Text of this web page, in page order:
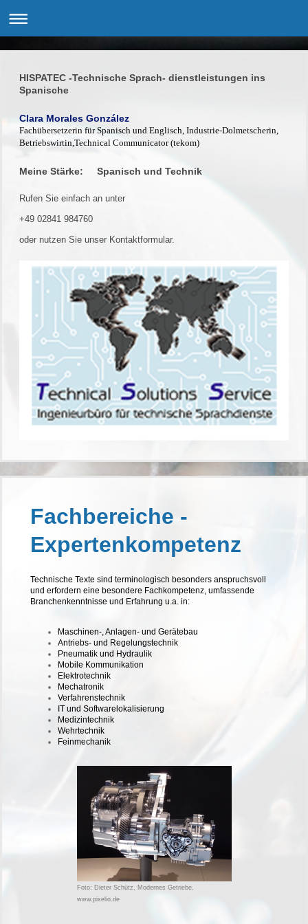
HISPATEC -Technische Sprach- dienstleistungen ins
Spanische
Clara Morales González
Fachübersetzerin für Spanisch und Englisch, Industrie-Dolmetscherin,
Betriebswirtin,Technical Communicator (tekom)
Meine Stärke: Spanisch und Technik
Rufen Sie einfach an unter
+49 02841 984760
oder nutzen Sie unser Kontaktformular.
Fachbereiche -
Expertenkompetenz
Technische Texte sind terminologisch besonders anspruchsvoll
und erfordern eine besondere Fachkompetenz, umfassende
Branchenkenntnisse und Erfahrung u.a. in:
Maschinen-, Anlagen- und Gerätebau
Antriebs- und Regelungstechnik
Pneumatik und Hydraulik
Mobile Kommunikation
Elektrotechnik
Mechatronik
Verfahrenstechnik
IT und Softwarelokalisierung
Medizintechnik
Wehrtechnik
Feinmechanik
Foto: Dieter Schütz, Modernes Getriebe,
www.pixelio.de